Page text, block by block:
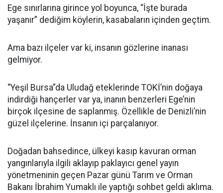
Ege sınırlarına girince yol boyunca, “İşte burada
yaşanır” dediğim köylerin, kasabaların içinden geçtim.
Ama bazı ilçeler var ki, insanın gözlerine inanası
gelmiyor.
“Yeşil Bursa”da Uludağ eteklerinde TOKİ’nin doğaya
indirdiği hançerler var ya, inanın benzerleri Ege’nin
birçok ilçesine de saplanmış. Özellikle de Denizli’nin
güzel ilçelerine. İnsanın içi parçalanıyor.
Doğadan bahsedince, ülkeyi kasıp kavuran orman
yangınlarıyla ilgili aklayıp paklayıcı genel yayın
yönetmeninin geçen Pazar günü Tarım ve Orman
Bakanı İbrahim Yumaklı ile yaptığı sohbet geldi aklıma.